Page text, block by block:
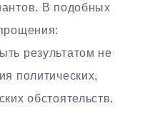
В подобных
результатом не
политических,
обстоятельств.